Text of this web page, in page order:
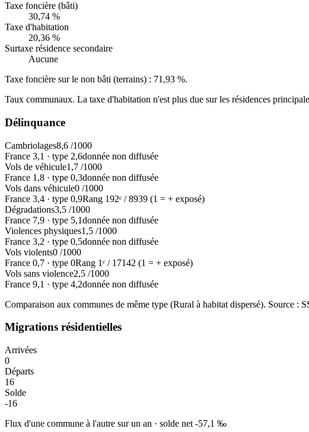
Taxe foncière (bâti)
30,74 %
Taxe d'habitation
20,36 %
Surtaxe résidence secondaire
Aucune
Taxe foncière sur le non bâti (terrains) : 71,93 %.
Taux communaux. La taxe d'habitation n'est plus due sur les résidences
Délinquance
Cambriolages8,6 /1000
France 3,1 · type 2,6donnée non diffusée
Vols de véhicule1,7 /1000
France 1,8 · type 0,3donnée non diffusée
Vols dans véhicule0 /1000
France 3,4 · type 0,9Rang 192ᵉ /8939 (1 = + exposé)
Dégradations3,5 /1000
France 7,9 · type 5,1donnée non diffusée
Violences physiques1,5 /1000
France 3,2 · type 0,5donnée non diffusée
Vols violents0 /1000
France 0,7 · type 0Rang 1ᵉ / 17142 (1 = + exposé)
Vols sans violence2,5 /1000
France 9,1 · type 4,2donnée non diffusée
Comparaison aux communes de même type (Rural à habitat dispersé). Source :
Migrations résidentielles
Arrivées
0
Départs
16
Solde
-16
Flux d'une commune à l'autre sur un an · solde net -57,1 ‰